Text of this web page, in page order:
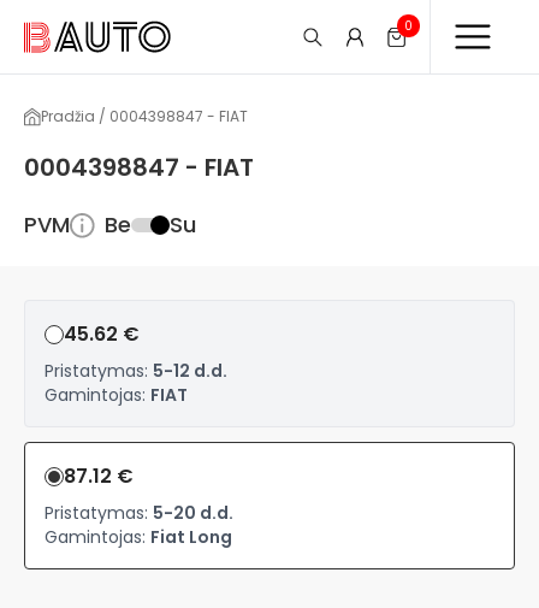
0
Pradžia / 0004398847 - FIAT
0004398847 - FIAT
PVM Be Su
45.62 €
Pristatymas: 5-12 d.d.
Gamintojas: FIAT
87.12 €
Pristatymas: 5-20 d.d.
Gamintojas: Fiat Long